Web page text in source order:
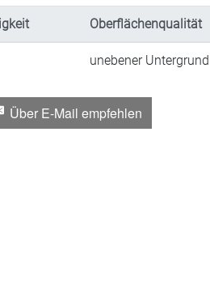
Oberflächenqualität
unebener Untergrund
Über E-Mail empfehlen